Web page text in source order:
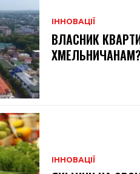
ІННОВАЦІЇ
ВЛАСНИК
ХМЕЛЬНИЧАНАМ?
ІННОВАЦІЇ